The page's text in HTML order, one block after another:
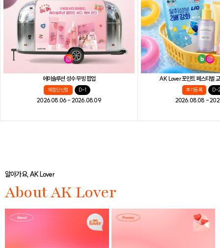
에이솔루션 성수 무빙 팝업
체험단 신청 D-1
2026.08.06 - 2026.08.09
AK Lover 포인트 페스티벌
후기등록 D-
2026.08.08 -
알아가요, AK Lover
About AK Lover